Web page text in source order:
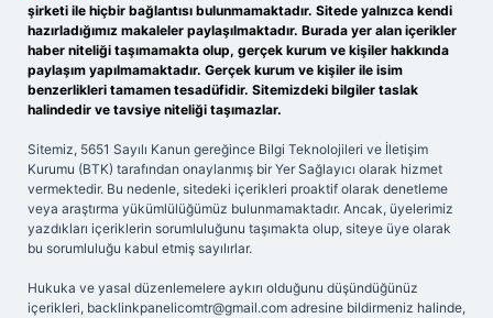
şirketi ile hiçbir bağlantısı bulunmamaktadır. Sitede yalnızca kendi
hazırladığımız makaleler paylaşılmaktadır. Burada yer alan içerikler
haber niteliği taşımamakta olup, gerçek kurum ve kişiler hakkında
paylaşım yapılmamaktadır. Gerçek kurum ve kişiler ile isim
benzerlikleri tamamen tesadüfidir. Sitemizdeki bilgiler taslak
halindedir ve tavsiye niteliği taşımazlar.
Sitemiz, 5651 Sayılı Kanun gereğince Bilgi Teknolojileri ve İletişim
Kurumu (BTK) tarafından onaylanmış bir Yer Sağlayıcı olarak hizmet
vermektedir. Bu nedenle, sitedeki içerikleri proaktif olarak denetleme
veya araştırma yükümlülüğümüz bulunmamaktadır. Ancak, üyelerimiz
yazdıkları içeriklerin sorumluluğunu taşımakta olup, siteye üye olarak
bu sorumluluğu kabul etmiş sayılırlar.
Hukuka ve yasal düzenlemelere aykırı olduğunu düşündüğünüz
içerikleri, backlinkpanelicomtr@gmail.com adresine bildirmeniz halinde,